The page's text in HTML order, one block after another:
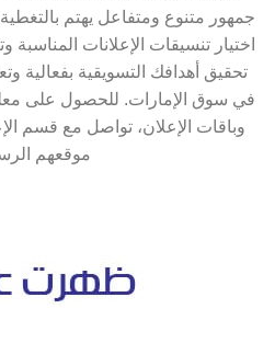
جمهور متنوع ومتفاعل يهتم
اختيار تنسيقات الإعلانات
تحقيق أهدافك التسويقية بفعالية
في سوق الإمارات. للحصول على
وباقات الإعلان، تواصل مع قسم
موقعهم